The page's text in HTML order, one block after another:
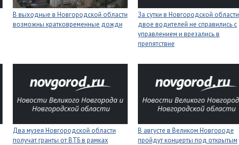
В выходные в Новгородской области
возможны кратковременные дожди
За сутки в Новгородской области
двое водителей не справились с
управлением и врезались в
препятствие
Два музея Новгородской области
получат гранты от ВТБ в рамках
В августе в Великом Новгороде
пройдут концерты под открытым